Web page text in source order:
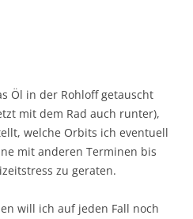
Öl in der Rohloff getauscht
mit dem Rad auch runter),
welche Orbits ich eventuell
mit anderen Terminen bis
zu geraten.
will ich auf jeden Fall noch